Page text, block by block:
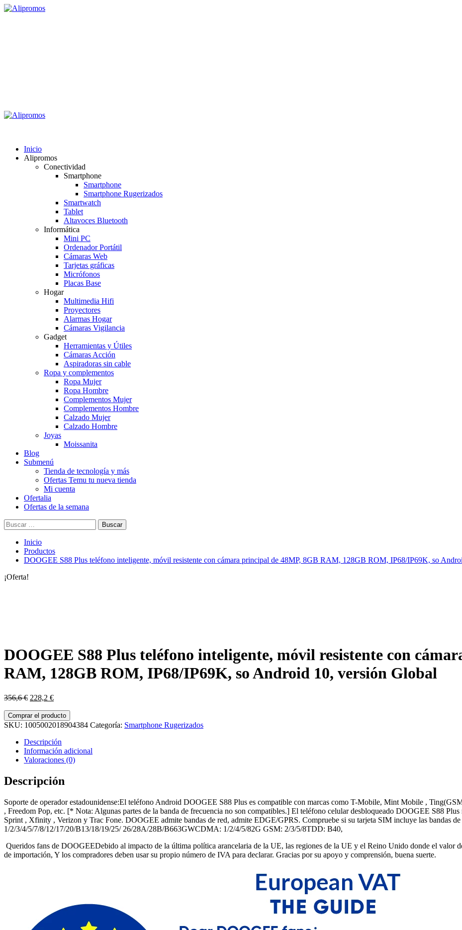
Saltar
Menú
Inicio
Alipromos
Conectividad
Smartphone
Smartphone
Smartphone Rugerizados
Smartwatch
Tablet
Altavoces Bluetooth
Informática
Mini PC
Ordenador Portátil
Cámaras Web
Tarjetas gráficas
Micrófonos
Placas Base
Hogar
Multimedia Hifi
Proyectores
Alarmas Hogar
Cámaras Vigilancia
Gadget
Herramientas y Útiles
Cámaras Acción
Aspiradoras sin cable
Ropa y complementos
Ropa Mujer
Ropa Hombre
Complementos Mujer
Complementos Hombre
Calzado Mujer
Calzado Hombre
Joyas
Moissanita
Blog
Submenú
Tienda de tecnología y más
Ofertas Temu tu nueva tienda
Mi cuenta
Ofertalia
Ofertas de la semana
Buscar:
Inicio
Productos
DOOGEE S88 Plus teléfono inteligente, móvil resistente con cámara principal de 48MP, 8GB RAM, 128GB ROM, IP68/IP69K, so
¡Oferta!
DOOGEE S88 Plus teléfono inteligente, móvil resistente con
RAM, 128GB ROM, IP68/IP69K, so Android 10, versión Global
356,6€ El
original
era:
228,2 €El
actual
es:
Comprar el producto
SKU: 1005002018904384 Categoría: Smartphone Rugerizados
Descripción
Información adicional
Valoraciones (0)
Descripción
Soporte de operador estadounidense:El teléfono Android DOOGEE S88 Plus es compatible con marcas como T-Mobile, Mint Mobile ,
, Freedom Pop, etc. [* Nota: Algunas partes de la banda de frecuencia no son compatibles.] El teléfono celular desbloqueado DOOGEE S88
Sprint , Xfinity , Verizon y Trac Fone. DOOGEE admite bandas de red, admite EDGE/GPRS. Compruebe si su tarjeta SIM incluye las bandas
1/2/3/4/5/7/8/12/17/20/B13/18/19/25/ 26/28A/28B/B663GWCDMA: 1/2/4/5/82G GSM: 2/3/5/8TDD: B40,
Queridos fans de DOOGEEDebido al impacto de la última política arancelaria de la UE, las regiones de la UE y el Reino Unido donde el valor
de importación, Y los compradores deben usar su propio número de IVA para declarar. Gracias por su apoyo y comprensión, buena suerte.